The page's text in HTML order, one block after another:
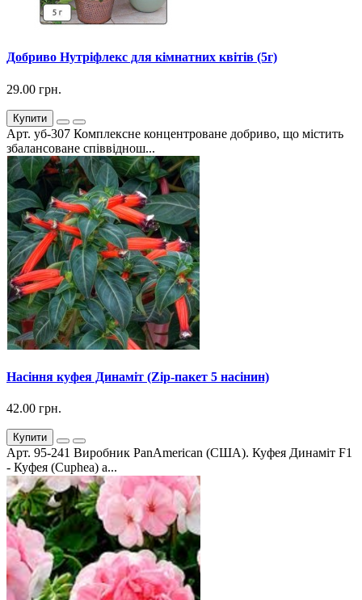
Добриво Нутріфлекс для кімнатних квітів (5г)
29.00 грн.
Купити
Арт. уб-307 Комплексне концентроване добриво, що містить
збалансоване співвіднош...
Насіння куфея Динаміт (Zip-пакет 5 насінин)
42.00 грн.
Купити
Арт. 95-241 Виробник PanAmerican (США). Куфея Динаміт F1
- Куфея (Cuphea) а...